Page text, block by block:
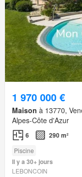
1 970 000 €
Maison à 13770,
Alpes-Côte d'Azur
6 290 m²
Piscine
Il y a 30+ jours
LEBONCOIN